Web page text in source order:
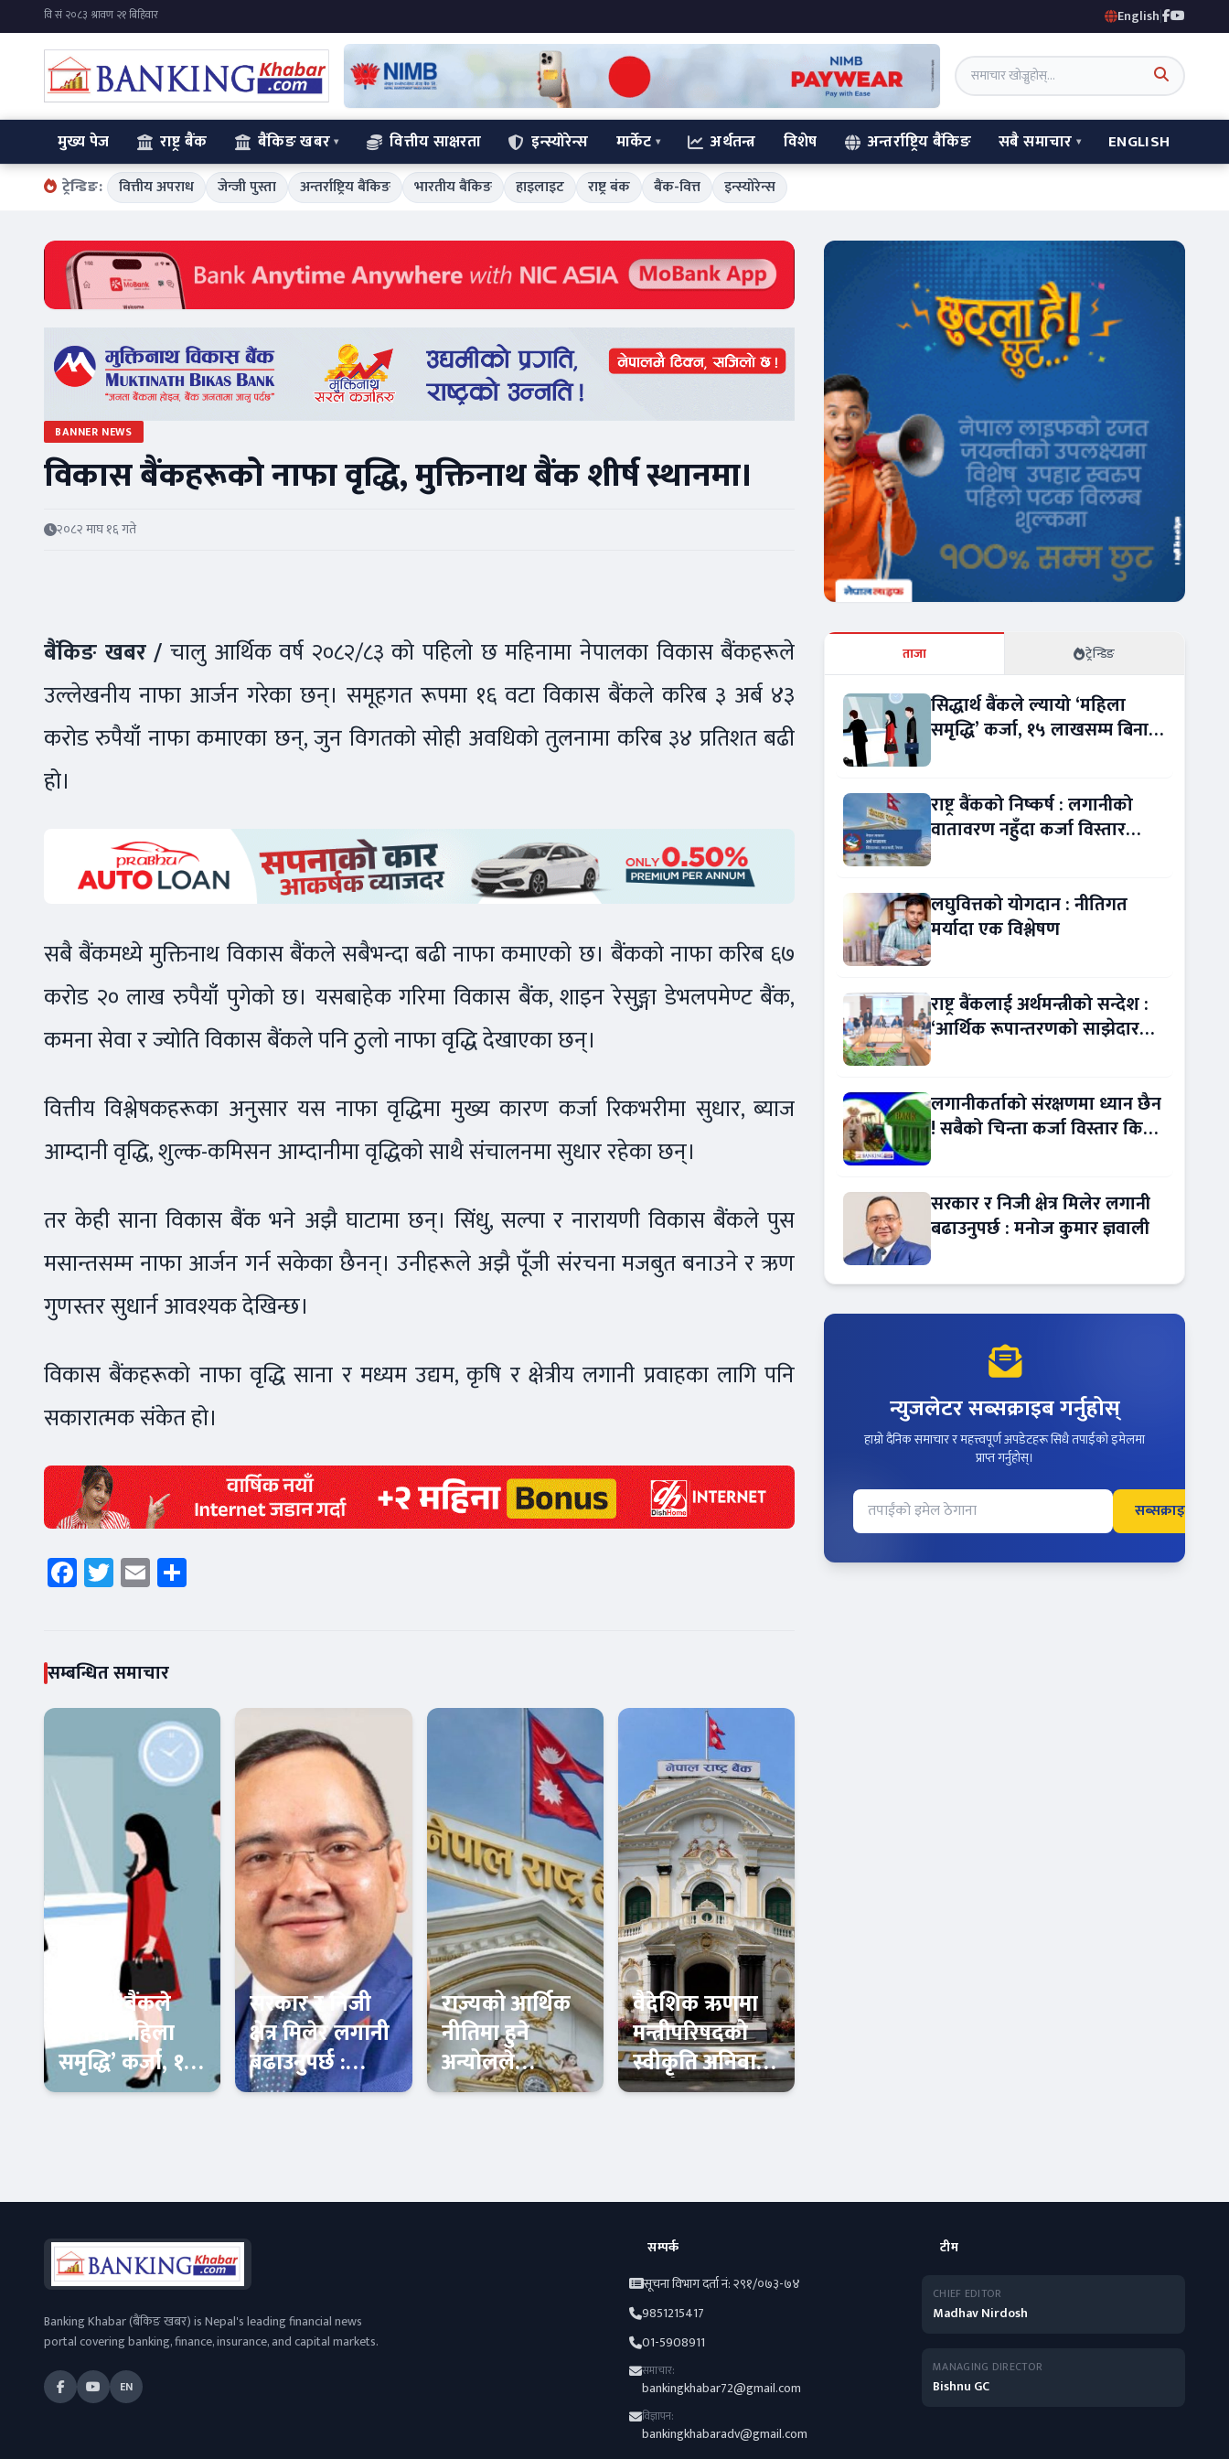
English|
मुख्य पेज राष्ट्र बैंक बैंकिङ खबर वित्तीय साक्षरता इन्स्योरेन्स मार्केट अर्थतन्त्र विशेष अन्तर्राष्ट्रिय बैंकिङ सबै समाचार ENGLISH
ट्रेन्डिङ: वित्तीय अपराध जेन्जी पुस्ता अन्तर्राष्ट्रिय बैंकिङ भारतीय बैंकिङ हाइलाइट राष्ट्र बंक बैंक-वित्त इन्स्योरेन्स
BANNER NEWS
विकास बैंकहरूको नाफा वृद्धि, मुक्तिनाथ बैंक शीर्ष स्थानमा।
२०८२ माघ १६ गते
बैंकिङ खबर / चालु आर्थिक वर्ष २०८२/८३ को पहिलो छ महिनामा नेपालका विकास बैंकहरूले
उल्लेखनीय नाफा आर्जन गरेका छन्। समूहगत रूपमा १६ वटा विकास बैंकले करिब ३ अर्ब ४३
करोड रुपैयाँ नाफा कमाएका छन्, जुन विगतको सोही अवधिको तुलनामा करिब ३४ प्रतिशत बढी
हो।
सबै बैंकमध्ये मुक्तिनाथ विकास बैंकले सबैभन्दा बढी नाफा कमाएको छ। बैंकको नाफा करिब ६७
करोड २० लाख रुपैयाँ पुगेको छ। यसबाहेक गरिमा विकास बैंक, शाइन रेसुङ्गा डेभलपमेण्ट बैंक,
कमना सेवा र ज्योति विकास बैंकले पनि ठुलो नाफा वृद्धि देखाएका छन्।
वित्तीय विश्लेषकहरूका अनुसार यस नाफा वृद्धिमा मुख्य कारण कर्जा रिकभरीमा सुधार, ब्याज
आम्दानी वृद्धि, शुल्क-कमिसन आम्दानीमा वृद्धिको साथै संचालनमा सुधार रहेका छन्।
तर केही साना विकास बैंक भने अझै घाटामा छन्। सिंधु, सल्पा र नारायणी विकास बैंकले पुस
मसान्तसम्म नाफा आर्जन गर्न सकेका छैनन्। उनीहरूले अझै पूँजी संरचना मजबुत बनाउने र ऋण
गुणस्तर सुधार्न आवश्यक देखिन्छ।
विकास बैंकहरूको नाफा वृद्धि साना र मध्यम उद्यम, कृषि र क्षेत्रीय लगानी प्रवाहका लागि पनि
सकारात्मक संकेत हो।
Facebook
Twitter
Email
सम्बन्धित समाचार
सिद्धार्थ बैंकले
ल्यायो ‘महिला
समृद्धि’ कर्जा, १५
लाखसम्म बिना
सरकार र निजी
क्षेत्र मिलेर लगानी
बढाउनुपर्छ :
मनोज कुमार
राज्यको आर्थिक
नीतिमा हुने
अन्योलले
मुलुकको
वैदेशिक ऋणमा
मन्त्रीपरिषदको
स्वीकृति अनिवार्य,
राष्ट्र बैंकको
ताजा ट्रेन्डिङ
सिद्धार्थ बैंकले ल्यायो ‘महिला
समृद्धि’ कर्जा, १५ लाखसम्म बिना
राष्ट्र बैंकको निष्कर्ष : लगानीको
वातावरण नहुँदा कर्जा विस्तार
लघुवित्तको योगदान : नीतिगत
मर्यादा एक विश्लेषण
राष्ट्र बैंकलाई अर्थमन्त्रीको सन्देश :
‘आर्थिक रूपान्तरणको साझेदार
लगानीकर्ताको संरक्षणमा ध्यान छैन
! सबैको चिन्ता कर्जा विस्तार किन
सरकार र निजी क्षेत्र मिलेर लगानी
बढाउनुपर्छ : मनोज कुमार ज्ञवाली
न्युजलेटर सब्सक्राइब गर्नुहोस्
हाम्रो दैनिक समाचार र महत्त्वपूर्ण अपडेटहरू सिधै तपाईंको इमेलमा
प्राप्त गर्नुहोस्।
सब्सक्राइब
Banking Khabar (बैंकिङ खबर) is Nepal's leading financial news
portal covering banking, finance, insurance, and capital markets.
EN
सम्पर्क
सूचना विभाग दर्ता नं: २९१/०७३-७४
9851215417
01-5908911
समाचार:
bankingkhabar72@gmail.com
विज्ञापन:
bankingkhabaradv@gmail.com
टीम
CHIEF EDITOR
Madhav Nirdosh
MANAGING DIRECTOR
Bishnu GC